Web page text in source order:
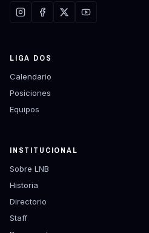
LIGA DOS
Calendario
Posiciones
Equipos
INSTITUCIONAL
Sobre LNB
Historia
Directorio
Staff